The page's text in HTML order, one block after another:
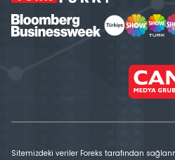
Sitemizdeki veriler Foreks tarafından